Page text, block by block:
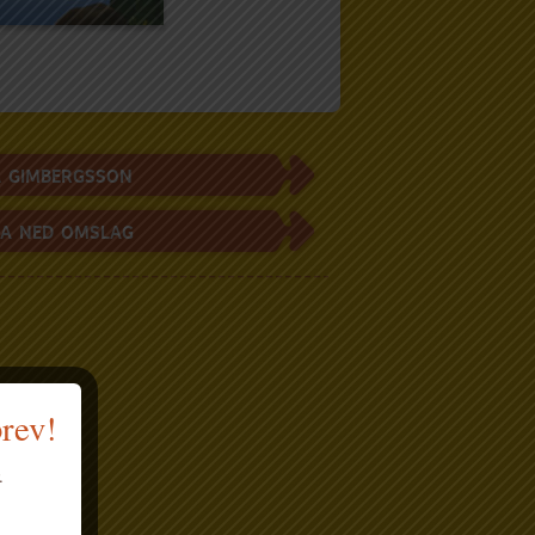
GIMBERGSSON
NED OMSLAG